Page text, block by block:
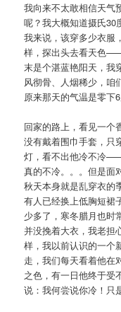
我向来不太敢相信天气
呢？我大概知道摄氏30
我来说，该穿多少衣服
样，探出头去看天色
末是个湛蓝艳阳天，我
风彻骨、人烟稀少，咱
原来那天的气温是零下6
回家的路上，看见一个
没有戴着围巾手套，只
灯，看不出他冷不冷
真的不冷。。。但是面
秋天本身就是乱穿衣的
有人已经换上低胸短裙
少多了，寒冬腊月也时
并没挽着大衣，我老
样，我以前认识的一个
走，我们每天看着他在
之色，有一日他终于受
说：我何尝说你冷！只